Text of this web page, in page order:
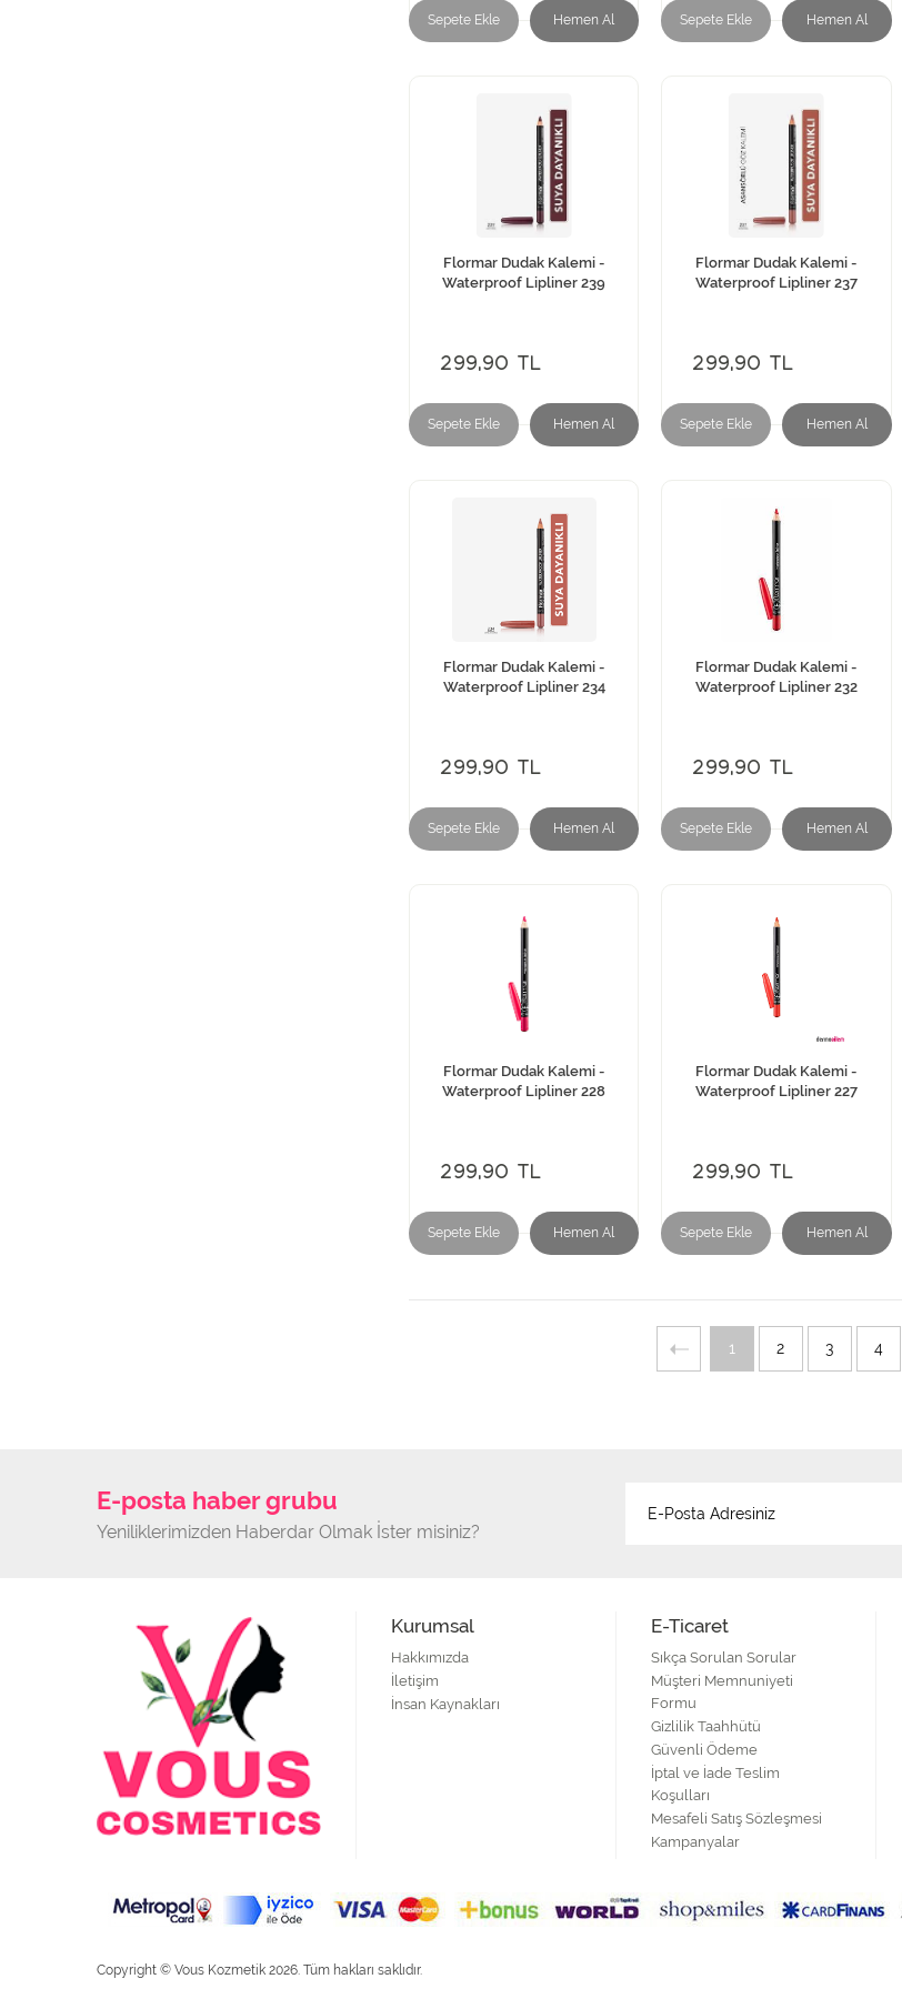
Sepete Ekle Hemen Al Sepete Ekle Hemen Al
Sepete Ekle Hemen Al
Flormar Dudak Kalemi -
Waterproof Lipliner 239
299,90 TL
Sepete Ekle Hemen Al
Flormar Dudak Kalemi -
Waterproof Lipliner 237
299,90 TL
Sepete Ekle Hemen Al
Flormar Dudak Kalemi -
Waterproof Lipliner 234
299,90 TL
Sepete Ekle Hemen Al
Flormar Dudak Kalemi -
Waterproof Lipliner 232
299,90 TL
Sepete Ekle Hemen Al
Flormar Dudak Kalemi -
Waterproof Lipliner 228
299,90 TL
Sepete Ekle Hemen Al
Flormar Dudak Kalemi -
Waterproof Lipliner 227
299,90 TL
1 2 3 4
E-posta haber grubu
Yeniliklerimizden Haberdar Olmak İster misiniz?
Kurumsal
Hakkımızda
İletişim
İnsan Kaynakları
E-Ticaret
Sıkça Sorulan Sorular
Müşteri Memnuniyeti
Formu
Gizlilik Taahhütü
Güvenli Ödeme
İptal ve İade Teslim
Koşulları
Mesafeli Satış Sözleşmesi
Kampanyalar
Copyright © Vous Kozmetik 2026. Tüm hakları saklıdır.